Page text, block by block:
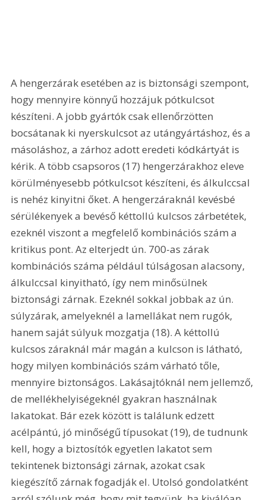
A hengerzárak esetében az is biztonsági szempont,
hogy mennyire könnyű hozzájuk pótkulcsot
készíteni. A jobb gyártók csak ellenőrzötten
bocsátanak ki nyerskulcsot az utángyártáshoz, és a
másoláshoz, a zárhoz adott eredeti kódkártyát is
kérik. A több csapsoros (17) hengerzárakhoz eleve
körülményesebb pótkulcsot készíteni, és álkulccsal
is nehéz kinyitni őket. A hengerzáraknál kevésbé
sérülékenyek a bevéső kéttollú kulcsos zárbetétek,
ezeknél viszont a megfelelő kombinációs szám a
kritikus pont. Az elterjedt ún. 700-as zárak
kombinációs száma például túlságosan alacsony,
álkulccsal kinyitható, így nem minősülnek
biztonsági zárnak. Ezeknél sokkal jobbak az ún.
súlyzárak, amelyeknél a lamellákat nem rugók,
hanem saját súlyuk mozgatja (18). A kéttollú
kulcsos záraknál már magán a kulcson is látható,
hogy milyen kombinációs szám várható tőle,
mennyire biztonságos. Lakásajtóknál nem jellemző,
de mellékhelyiségeknél gyakran használnak
lakatokat. Bár ezek között is találunk edzett
acélpántú, jó minőségű típusokat (19), de tudnunk
kell, hogy a biztosítók egyetlen lakatot sem
tekintenek biztonsági zárnak, azokat csak
kiegészítő zárnak fogadják el. Utolsó gondolatként